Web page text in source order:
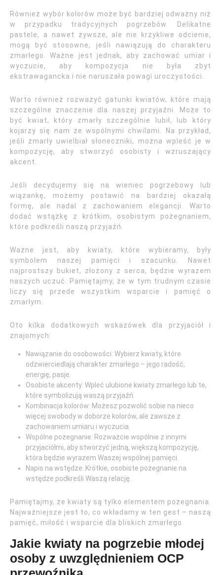
Również wybór kolorów może być bardziej odważny niż
w przypadku tradycyjnych pogrzebów. Delikatne
pastele, a nawet żywsze, ale nie krzykliwe odcienie,
mogą być stosowne, jeśli nawiązują do charakteru
zmarłego. Ważne jest jednak, aby zachować umiar i
wyczucie, aby kompozycja nie była zbyt
ekstrawagancka i nie naruszała powagi uroczystości.
Warto również rozważyć gatunki kwiatów, które mają
szczególne znaczenie dla naszej przyjaźni. Może to
być kwiat, który zmarły szczególnie lubił, lub który
kojarzy się nam ze wspólnymi chwilami. Na przykład,
jeśli zmarły uwielbiał słoneczniki, można wpleść je w
kompozycję, aby stworzyć osobisty i wzruszający
akcent.
Jeśli decydujemy się na wieniec pogrzebowy lub
wiązankę, możemy postawić na bardziej okazałą
formę, ale nadal z zachowaniem elegancji. Warto
dodać wstążkę z krótkim, osobistym pożegnaniem,
które podkreśli naszą przyjaźń.
Ważne jest, aby kwiaty, które wybieramy, były
symbolem naszej pamięci i szacunku. Nawet
najprostszy bukiet, złożony z serca, będzie wyrazem
naszych uczuć. Pamiętajmy, że w tym trudnym czasie
liczy się przede wszystkim wsparcie i pamięć o
zmarłym.
Oto kilka dodatkowych wskazówek dla przyjaciół i
znajomych:
Nawiązanie do osobowości: Wybierz kwiaty, które
odzwierciedlają charakter zmarłego – jego radość,
energię, pasje.
Osobiste akcenty: Wpleć ulubione kwiaty zmarłego lub te,
które symbolizują waszą przyjaźń.
Kombinacja kolorów: Możesz pozwolić sobie na nieco
więcej swobody w doborze kolorów, ale zawsze z
zachowaniem umiaru i wyczucia.
Wspólne pożegnanie: Rozważcie wspólnie z innymi
przyjaciółmi, aby stworzyć jedną, większą kompozycję,
która będzie wyrazem Waszej wspólnej pamięci.
Napis na wstędze: Krótkie, osobiste pożegnanie na
wstędze podkreśli Waszą relację.
Pamiętajmy, że kwiaty są tylko elementem pożegnania.
Najważniejsze jest to, co wkładamy w ten gest – naszą
pamięć, miłość i wsparcie dla bliskich zmarłego.
Jakie kwiaty na pogrzebie młodej
osoby z uwzględnieniem OCP